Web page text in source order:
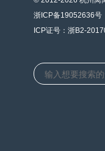
浙ICP备19052636号
ICP证号：浙B2-